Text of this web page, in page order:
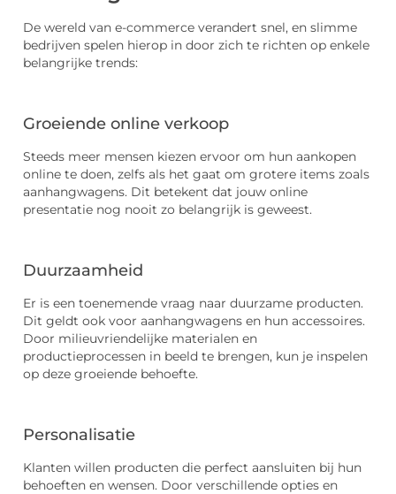
De wereld van e-commerce verandert snel, en slimme
bedrijven spelen hierop in door zich te richten op enkele
belangrijke trends:
Groeiende online verkoop
Steeds meer mensen kiezen ervoor om hun aankopen
online te doen, zelfs als het gaat om grotere items zoals
aanhangwagens. Dit betekent dat jouw online
presentatie nog nooit zo belangrijk is geweest.
Duurzaamheid
Er is een toenemende vraag naar duurzame producten.
Dit geldt ook voor aanhangwagens en hun accessoires.
Door milieuvriendelijke materialen en
productieprocessen in beeld te brengen, kun je inspelen
op deze groeiende behoefte.
Personalisatie
Klanten willen producten die perfect aansluiten bij hun
behoeften en wensen. Door verschillende opties en